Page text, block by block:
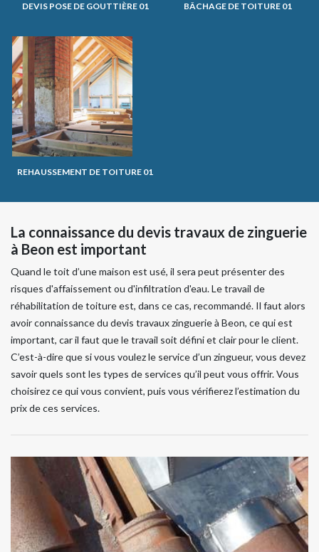
DEVIS POSE DE GOUTTIÈRE 01 BÂCHAGE DE TOITURE 01
REHAUSSEMENT DE TOITURE 01
La connaissance du devis travaux de zinguerie
à Beon est important
Quand le toit d’une maison est usé, il sera peut présenter des
risques d'affaissement ou d'infiltration d'eau. Le travail de
réhabilitation de toiture est, dans ce cas, recommandé. Il faut alors
avoir connaissance du devis travaux zinguerie à Beon, ce qui est
important, car il faut que le travail soit défini et clair pour le client.
C’est-à-dire que si vous voulez le service d’un zingueur, vous devez
savoir quels sont les types de services qu’il peut vous offrir. Vous
choisirez ce qui vous convient, puis vous vérifierez l’estimation du
prix de ces services.